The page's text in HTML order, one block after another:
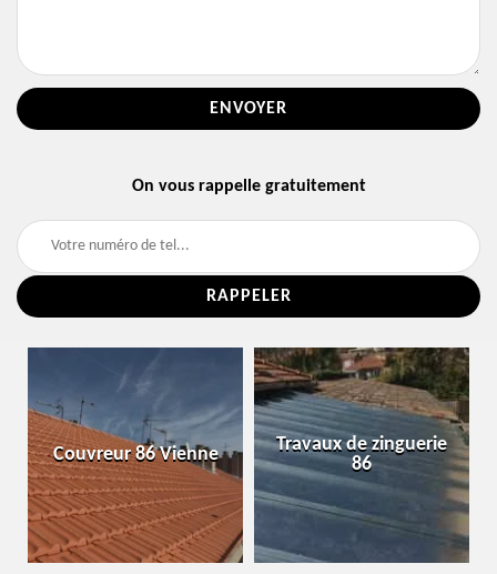
On vous rappelle gratuitement
Couvreur 86 Vienne
Travaux de zinguerie
86